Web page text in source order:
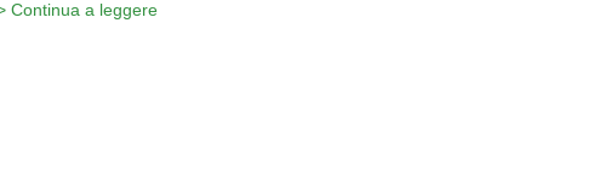
Continua a leggere